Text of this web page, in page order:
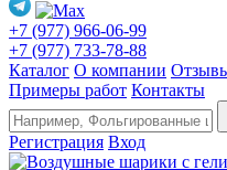
+7 (977) 966-06-99
+7 (977) 733-78-88
Каталог О компании
Примеры работ Контакты
Регистрация Вход